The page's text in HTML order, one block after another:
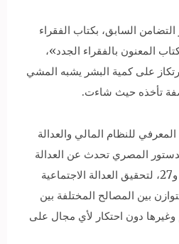
السابق، بكتاب الفقراء
المعنون بالفقراء الجدد»،
على كمية البشر يشبه المشي
تأخذه حيث شاءت.
للنظام المالي والعدالة
المصري تحدث عن العدالة
الاجتماعية، في المادتين 8، و27، لتحقيق العدالة الاجتماعية
بين المصالح المختلفة بين
وغيرها دون احتكار لأي مجال على